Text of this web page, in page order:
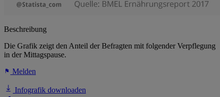
Beschreibung
Die Grafik zeigt den Anteil der Befragten mit folgender Verpflegung
in der Mittagspause.
Melden
Infografik downloaden